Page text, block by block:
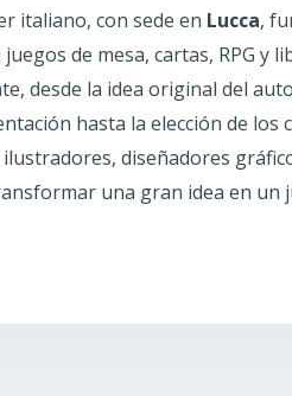
italiano, con sede en Lucca,
de mesa, cartas, RPG y
desde la idea original del
hasta la elección de los
diseñadores
una gran idea en un